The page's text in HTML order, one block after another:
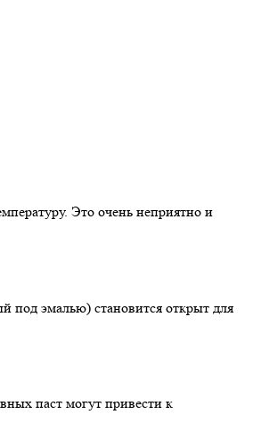
Это очень неприятно и
под эмалью) становится открыт для
паст могут привести к